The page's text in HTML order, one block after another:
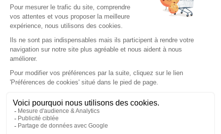
The New York Times
International Edition
2 ans
1 521,00 € -46%
Ajouter au panier
Fortune
1 an
35,99 €